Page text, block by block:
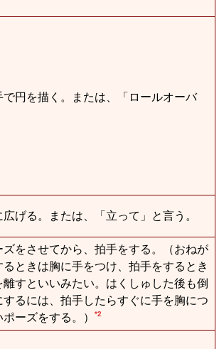
で円を描く。または、「ロールオーバ
げる。または、「立って」と言う。
ズをさせてから、拍手をする。（おねが
るときは胸に手をつけ、拍手をするとき
離すといいみたい。はくしゅした後も倒
るには、拍手したらすぐに手を胸につ
ーズをする。）
*2